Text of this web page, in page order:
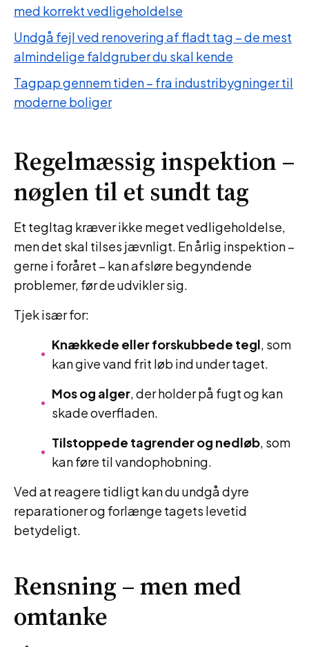
med korrekt vedligeholdelse
Undgå fejl ved renovering af fladt tag – de mest
almindelige faldgruber du skal kende
Tagpap gennem tiden – fra industribygninger til
moderne boliger
Regelmæssig inspektion –
nøglen til et sundt tag
Et tegltag kræver ikke meget vedligeholdelse,
men det skal tilses jævnligt. En årlig inspektion –
gerne i foråret – kan afsløre begyndende
problemer, før de udvikler sig.
Tjek især for:
Knækkede eller forskubbede tegl, som
kan give vand frit løb ind under taget.
Mos og alger, der holder på fugt og kan
skade overfladen.
Tilstoppede tagrender og nedløb, som
kan føre til vandophobning.
Ved at reagere tidligt kan du undgå dyre
reparationer og forlænge tagets levetid
betydeligt.
Rensning – men med
omtanke